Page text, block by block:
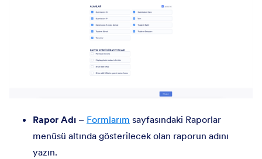
Rapor Adı – Formlarım sayfasındaki Raporlar
menüsü altında gösterilecek olan raporun adını
yazın.